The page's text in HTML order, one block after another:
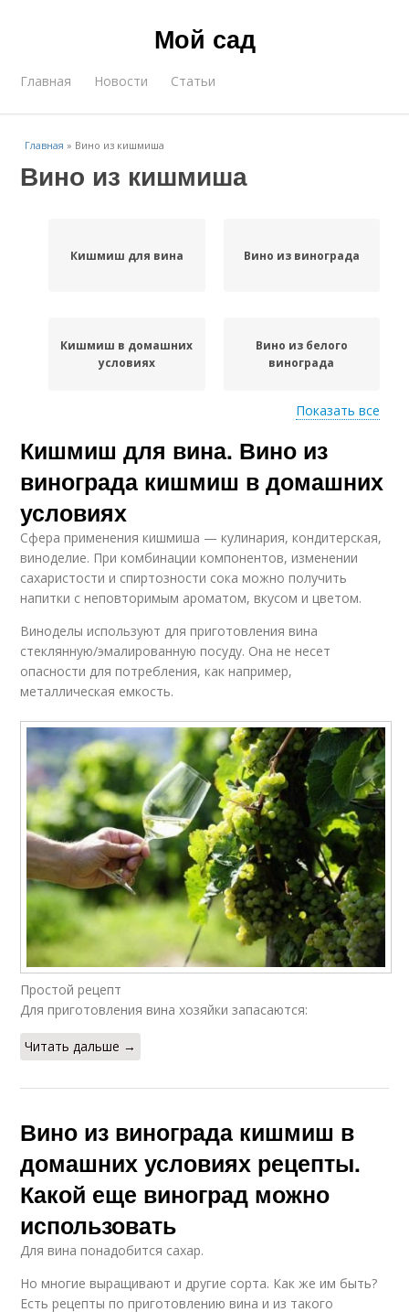
Мой сад
Главная Новости Статьи
Главная » Вино из кишмиша
Вино из кишмиша
Кишмиш для вина Вино из винограда
Кишмиш в домашних
условиях
Вино из белого
винограда
Смешанное вино Вино из белого и
Вино из жмыха Вина из винограда
Из дальневосточный
кишмиш
Из дикий кишмиш
Кишмиш без
косточек
Вино из черного
кишмиша
Кишмиш с фото Домашний вино
Вино из белого
кишмиша
Вино из изюма
Вина из изюма
Вино из вишни Вишневое вино
Кишмиш с пошаговой
инструкцией
Показать все
Кишмиш для вина. Вино из
винограда кишмиш в домашних
условиях
Сфера применения кишмиша — кулинария, кондитерская,
виноделие. При комбинации компонентов, изменении
сахаристости и спиртозности сока можно получить
напитки с неповторимым ароматом, вкусом и цветом.
Виноделы используют для приготовления вина
стеклянную/эмалированную посуду. Она не несет
опасности для потребления, как например,
металлическая емкость.
Простой рецепт
Для приготовления вина хозяйки запасаются:
Читать дальше →
Вино из винограда кишмиш в
домашних условиях рецепты.
Какой еще виноград можно
использовать
Для вина понадобится сахар.
Но многие выращивают и другие сорта. Как же им быть?
Есть рецепты по приготовлению вина и из такого